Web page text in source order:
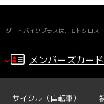
ダートバイクプラスは、モトクロス
メンバーズカード
サイクル（自転車）